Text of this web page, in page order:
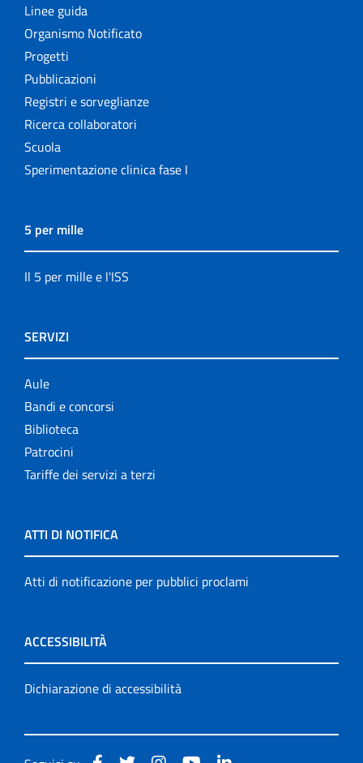
Linee guida
Organismo Notificato
Progetti
Pubblicazioni
Registri e sorveglianze
Ricerca collaboratori
Scuola
Sperimentazione clinica fase I
5 per mille
Il 5 per mille e l'ISS
SERVIZI
Aule
Bandi e concorsi
Biblioteca
Patrocini
Tariffe dei servizi a terzi
ATTI DI NOTIFICA
Atti di notificazione per pubblici proclami
ACCESSIBILITÀ
Dichiarazione di accessibilità